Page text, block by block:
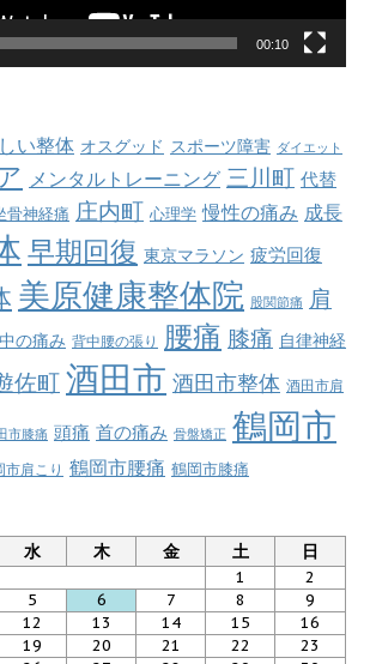
00:10
い整体 オスグッド スポーツ障害 ダイエット
メンタルトレーニング 三川町 代替
骨神経痛 庄内町 心理学 慢性の痛み 成長
早期回復 東京マラソン 疲労回復
美原健康整体院 股関節痛 肩
の痛み 背中腰の張り 腰痛 膝痛 自律神経
佐町 酒田市 酒田市整体 酒田市肩
市膝痛 頭痛 首の痛み 骨盤矯正 鶴岡市
市肩こり 鶴岡市腰痛 鶴岡市膝痛
水 木 金 土 日
1
2
5 6 7 8
9
12 13 14 15
16
19 20 21 22
23